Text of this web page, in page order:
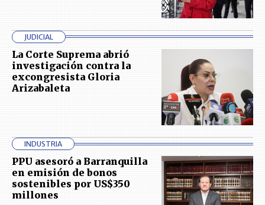
JUDICIAL
La Corte Suprema abrió
investigación contra la
excongresista Gloria
Arizabaleta
INDUSTRIA
PPU asesoró a Barranquilla
en emisión de bonos
sostenibles por US$350
millones